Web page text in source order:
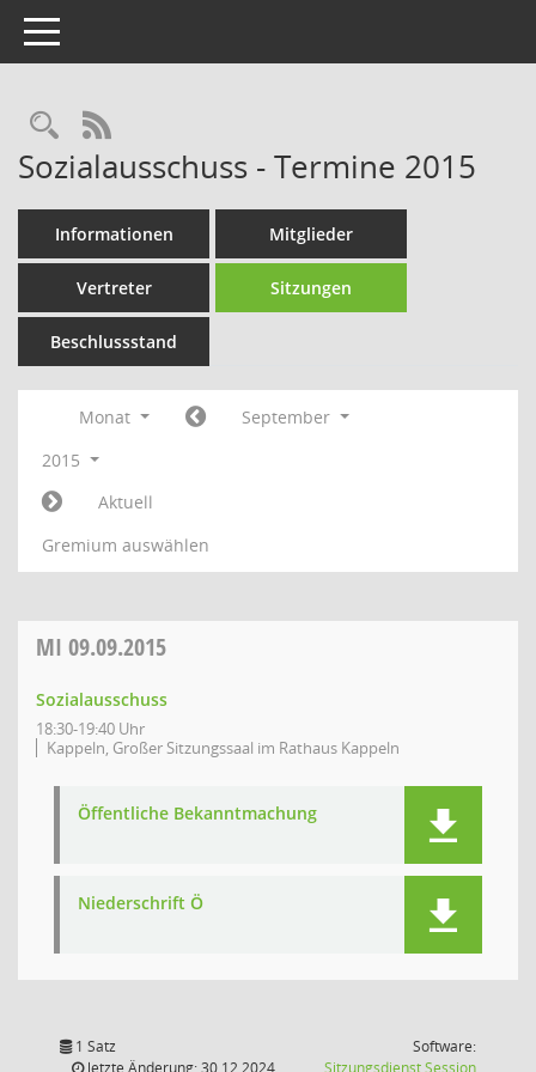
Toggle navigation
Rechercheauswahl
RSS-Feed
Sozialausschuss - Termine 2015
Informationen Mitglieder
Vertreter Sitzungen
Beschlussstand
Monat
September
2015
Aktuell
Gremium auswählen
MI 09.09.2015
Sozialausschuss
18:30-19:40 Uhr
Kappeln, Großer Sitzungssaal im Rathaus Kappeln
Öffentliche Bekanntmachung
Niederschrift Ö
1 Satz
letzte Änderung: 30.12.2024
Software:
SitzungsdienstSession(Wird in